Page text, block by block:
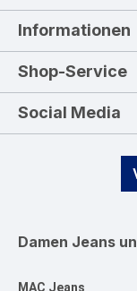
Informationen
Shop-Service
Social Media
Damen Jeans
MAC Jeans